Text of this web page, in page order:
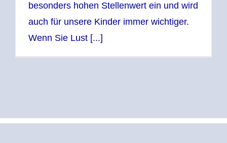
besonders hohen Stellenwert ein und wird
auch für unsere Kinder immer wichtiger.
Wenn Sie Lust [...]